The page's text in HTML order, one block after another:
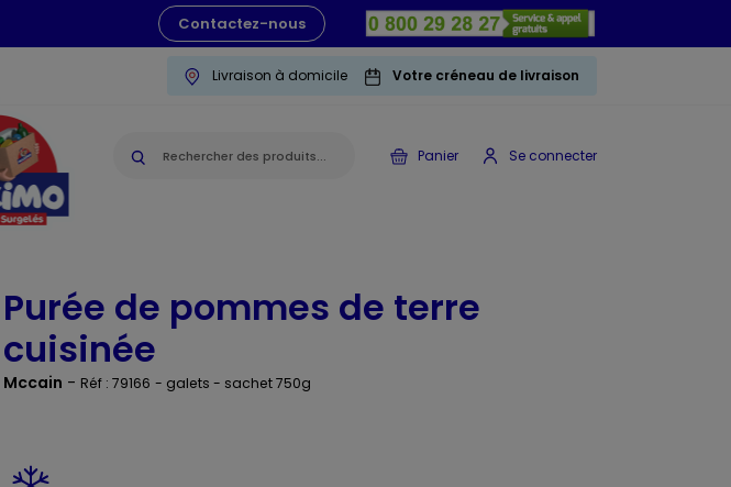
Contactez-nous
Livraison à domicile Votre créneau de livraison
Panier Se connecter
Purée de pommes de terre
cuisinée
Mccain - Réf : 79166 - galets - sachet 750g